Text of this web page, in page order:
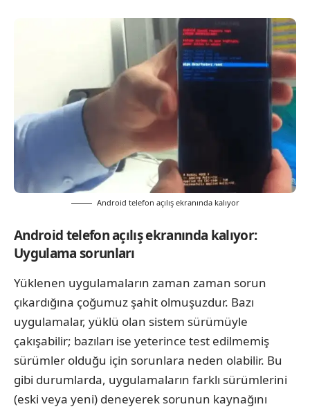
Android telefon açılış ekranında kalıyor
Android telefon açılış ekranında kalıyor:
Uygulama sorunları
Yüklenen uygulamaların zaman zaman sorun
çıkardığına çoğumuz şahit olmuşuzdur. Bazı
uygulamalar, yüklü olan sistem sürümüyle
çakışabilir; bazıları ise yeterince test edilmemiş
sürümler olduğu için sorunlara neden olabilir. Bu
gibi durumlarda, uygulamaların farklı sürümlerini
(eski veya yeni) deneyerek sorunun kaynağını